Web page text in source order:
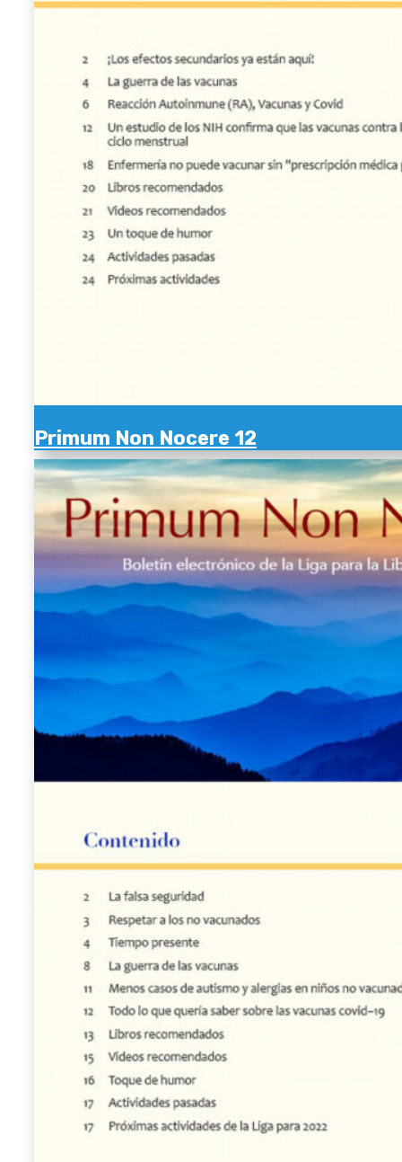
Primum Non Nocere 12